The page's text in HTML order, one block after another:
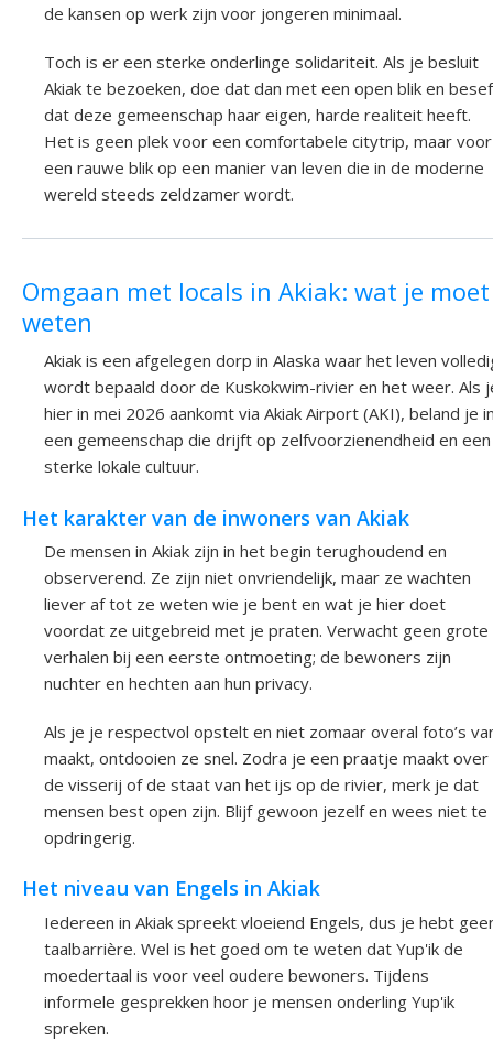
de kansen op werk zijn voor jongeren minimaal.
Toch is er een sterke onderlinge solidariteit. Als je besluit
Akiak te bezoeken, doe dat dan met een open blik en besef
dat deze gemeenschap haar eigen, harde realiteit heeft.
Het is geen plek voor een comfortabele citytrip, maar voor
een rauwe blik op een manier van leven die in de moderne
wereld steeds zeldzamer wordt.
Omgaan met locals in Akiak: wat je moet
weten
Akiak is een afgelegen dorp in Alaska waar het leven
wordt bepaald door de Kuskokwim-rivier en het weer. Als
hier in mei 2026 aankomt via Akiak Airport (AKI), beland je
een gemeenschap die drijft op zelfvoorzienendheid en een
sterke lokale cultuur.
Het karakter van de inwoners van Akiak
De mensen in Akiak zijn in het begin terughoudend en
observerend. Ze zijn niet onvriendelijk, maar ze wachten
liever af tot ze weten wie je bent en wat je hier doet
voordat ze uitgebreid met je praten. Verwacht geen grote
verhalen bij een eerste ontmoeting; de bewoners zijn
nuchter en hechten aan hun privacy.
Als je je respectvol opstelt en niet zomaar overal foto’s
maakt, ontdooien ze snel. Zodra je een praatje maakt over
de visserij of de staat van het ijs op de rivier, merk je dat
mensen best open zijn. Blijf gewoon jezelf en wees niet te
opdringerig.
Het niveau van Engels in Akiak
Iedereen in Akiak spreekt vloeiend Engels, dus je hebt
taalbarrière. Wel is het goed om te weten dat Yup'ik de
moedertaal is voor veel oudere bewoners. Tijdens
informele gesprekken hoor je mensen onderling Yup'ik
spreken.